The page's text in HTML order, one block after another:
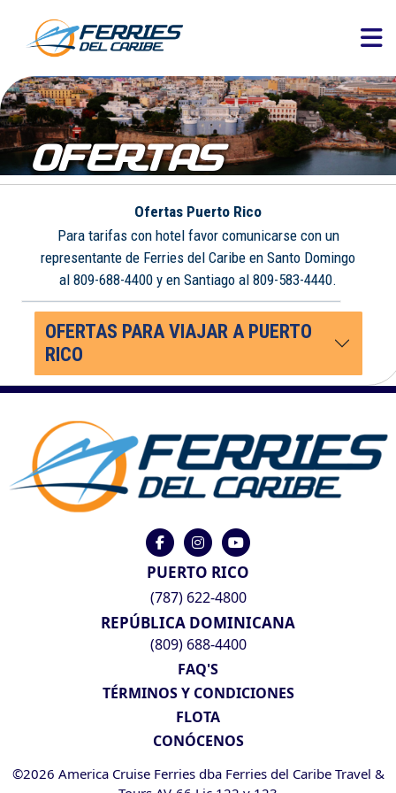
OFERTAS
Ofertas Puerto Rico
Para tarifas con hotel favor comunicarse con un
representante de Ferries del Caribe en Santo Domingo
al 809-688-4400 y en Santiago al 809-583-4440.
OFERTAS PARA VIAJAR A PUERTO
RICO
PUERTO RICO
(787) 622-4800
REPÚBLICA DOMINICANA
(809) 688-4400
FAQ'S
TÉRMINOS Y CONDICIONES
FLOTA
CONÓCENOS
©2026 America Cruise Ferries dba Ferries del Caribe Travel &